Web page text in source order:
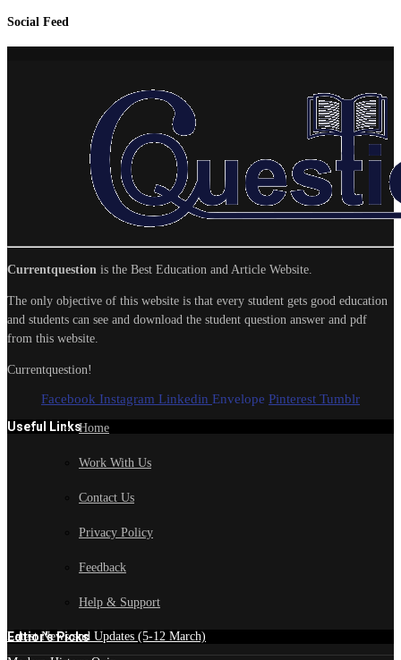
Social Feed
Currentquestion is the Best Education and Article Website.
The only objective of this website is that every student gets good education
and students can see and download the student question answer and pdf
from this website.
Currentquestion!
Facebook Instagram Linkedin Envelope Pinterest Tumblr
Useful LinksHome
Work With Us
Contact Us
Privacy Policy
Feedback
Help & Support
Edtior's Picks
Latest News and Updates (5-12 March)